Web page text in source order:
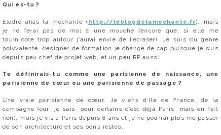
Qui es-tu ?
Elodie alias la méchante ( http://leblogdelamechante.fr), mais
je ne ferai pas de mal à une mouche (encore que, si elle me
tournicote trop autour j’aurai envie de l’écraser). Je suis du genre
polyvalente, designer de formation je change de cap puisque je suis
depuis peu chef de projet web, et un peu RP aussi.
Te définirais-tu comme une parisienne de naissance, une
parisienne de cœur ou une parisienne de passage ?
Une vraie parisienne de cœur. Je viens d’île de France, de la
campagne (oui, je sais, pour certains c’est déjà Paris, mais en fait
non), mais je vis à Paris depuis 6 ans et je ne pourrai plus me passer
de son architecture et ses bons restos.